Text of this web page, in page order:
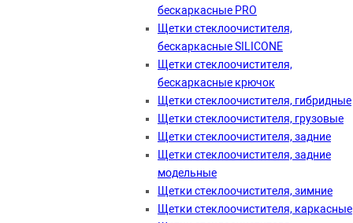
бескаркасные PRO
Щетки стеклоочистителя,
бескаркасные SILICONE
Щетки стеклоочистителя,
бескаркасные крючок
Щетки стеклоочистителя, гибридные
Щетки стеклоочистителя, грузовые
Щетки стеклоочистителя, задние
Щетки стеклоочистителя, задние
модельные
Щетки стеклоочистителя, зимние
Щетки стеклоочистителя, каркасные